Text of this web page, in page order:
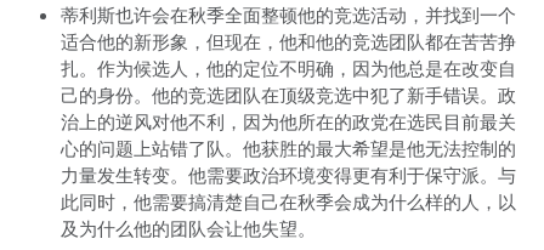
蒂利斯也许会在秋季全面整顿他的竞选活动，并找到一个
适合他的新形象，但现在，他和他的竞选团队都在苦苦挣
扎。作为候选人，他的定位不明确，因为他总是在改变自
己的身份。他的竞选团队在顶级竞选中犯了新手错误。政
治上的逆风对他不利，因为他所在的政党在选民目前最关
心的问题上站错了队。他获胜的最大希望是他无法控制的
力量发生转变。他需要政治环境变得更有利于保守派。与
此同时，他需要搞清楚自己在秋季会成为什么样的人，以
及为什么他的团队会让他失望。